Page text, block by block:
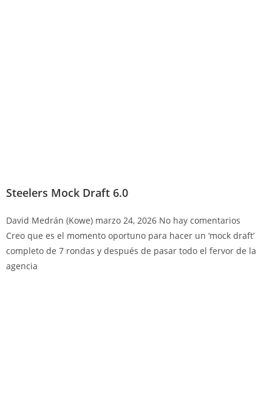
Steelers Mock Draft 6.0
David Medrán (Kowe) marzo 24, 2026 No hay comentarios
Creo que es el momento oportuno para hacer un ‘mock draft’
completo de 7 rondas y después de pasar todo el fervor de la
agencia